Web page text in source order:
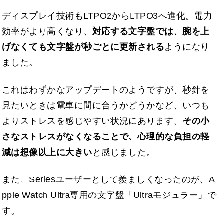
ディスプレイ技術もLTPO2からLTPO3へ進化。電力
効率がより高くなり、 対応する文字盤では、腕を上
げなくても文字盤が秒ごとに更新されるようになり
ました。
これはわずかなアップデートのようですが、秒針を
見たいときは電車に間に合うかどうかなど、いつも
よりストレスを感じやすい状況にあります。 その小
さなストレスがなくなることで、心理的な負担の軽
減は想像以上に大きいと感じました。
また、Seriesユーザーとして羨ましくなったのが、A
pple Watch Ultra専用の文字盤「Ultraモジュラー」で
す。